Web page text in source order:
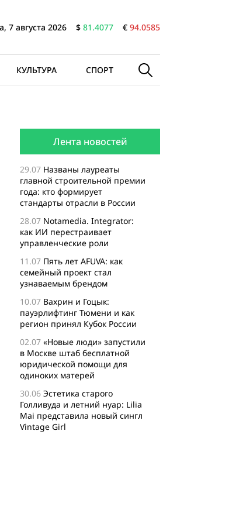
7 августа 2026 $ 81.4077 € 94.0585
КУЛЬТУРА СПОРТ
Лента новостей
29.07 Названы лауреаты
главной строительной премии
года: кто формирует
стандарты отрасли в России
28.07 Notamedia. Integrator:
как ИИ перестраивает
управленческие роли
11.07 Пять лет AFUVA: как
семейный проект стал
узнаваемым брендом
10.07 Вахрин и Гоцык:
пауэрлифтинг Тюмени и как
регион принял Кубок России
02.07 «Новые люди» запустили
в Москве штаб бесплатной
юридической помощи для
одиноких матерей
30.06 Эстетика старого
Голливуда и летний нуар: Lilia
Mai представила новый сингл
Vintage Girl